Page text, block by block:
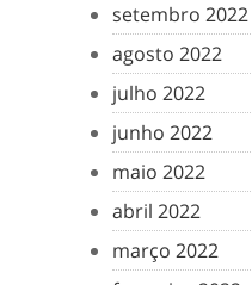
setembro 2022
agosto 2022
julho 2022
junho 2022
maio 2022
abril 2022
março 2022